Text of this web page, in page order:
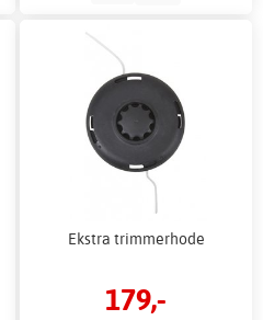
Ekstra trimmerhode
179,-